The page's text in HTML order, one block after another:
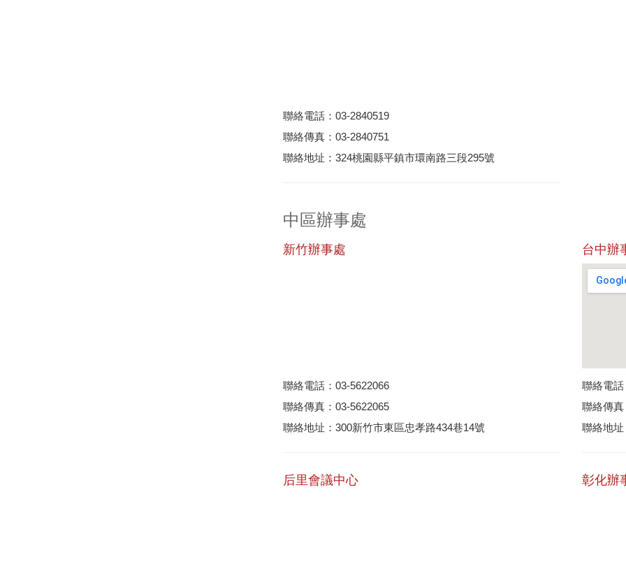
聯絡電話：03-2840519
聯絡傳真：03-2840751
聯絡地址：324桃園縣平鎮市環南路三段295號
中區辦事處
新竹辦事處
聯絡電話：03-5622066
聯絡傳真：03-5622065
聯絡地址：300新竹市東區忠孝路434巷14號
台中辦
聯絡電話
聯絡傳真
聯絡地
后里會議中心 彰化辦